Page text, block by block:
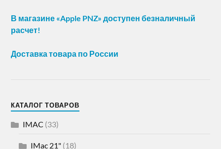
В магазине «Apple PNZ» доступен безналичный
расчет!
Доставка товара по России
КАТАЛОГ ТОВАРОВ
IMAC (33)
IMac 21" (18)